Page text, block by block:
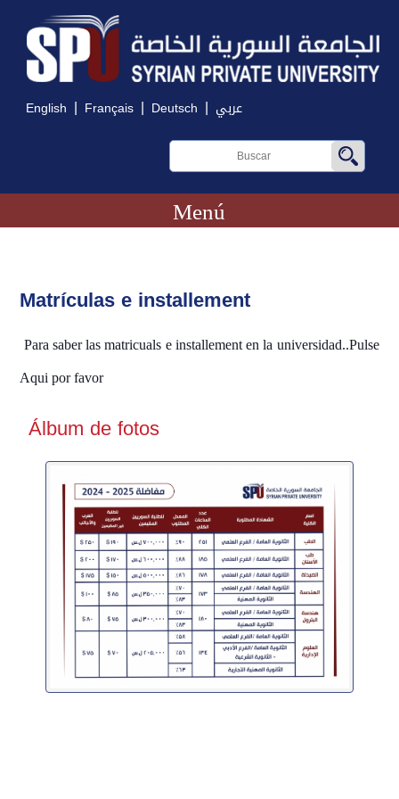
English | Français | Deutsch | عربي
Menú
Matrículas e installement
Para saber las matricuals e installement en la universidad..Pulse
Aqui por favor
Álbum de fotos